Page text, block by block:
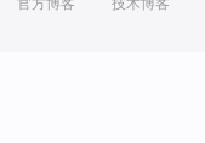
官方博客 技术博客